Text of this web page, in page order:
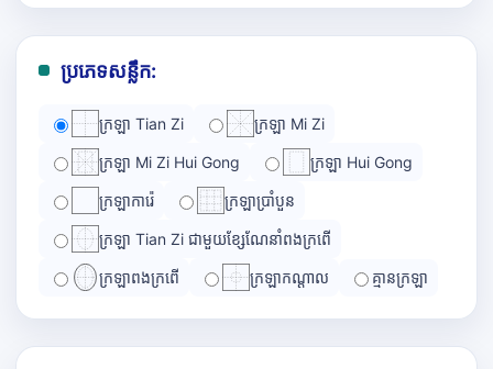
ប្រភេទសន្លឹក:
ក្រឡា Tian Zi ក្រឡា Mi Zi
ក្រឡា Mi Zi Hui Gong ក្រឡា Hui Gong
ក្រឡាការ៉េ ក្រឡាប្រាំបួន
ក្រឡា Tian Zi ជាមួយខ្សែណែនាំពងក្រពើ
ក្រឡាពងក្រពើ ក្រឡាកណ្ដាល គ្មានក្រឡា